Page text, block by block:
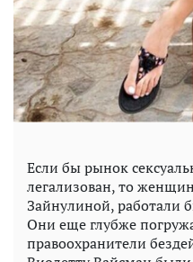
Если бы рынок
легализован, то
Зайнулиной, работали
Они еще глубже
правоохранители